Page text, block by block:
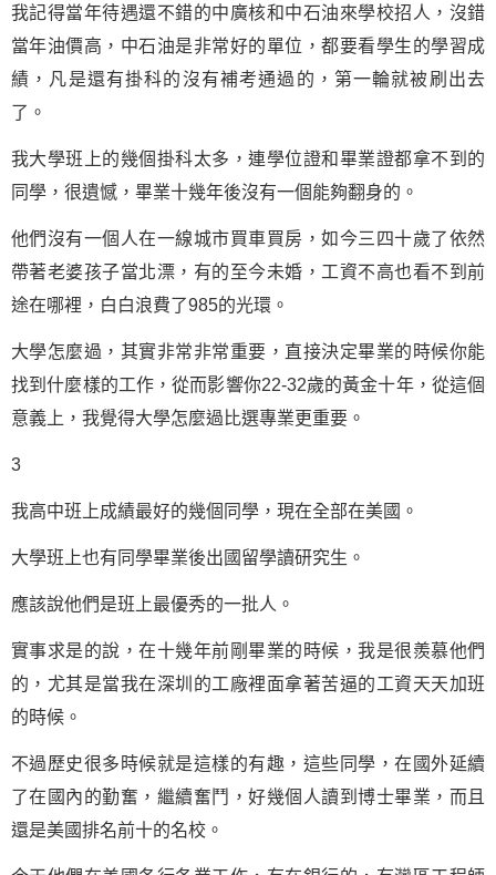
我記得當年待遇還不錯的中廣核和中石油來學校招人，沒錯
當年油價高，中石油是非常好的單位，都要看學生的學習成
績，凡是還有掛科的沒有補考通過的，第一輪就被刷出去
了。
我大學班上的幾個掛科太多，連學位證和畢業證都拿不到的
同學，很遺憾，畢業十幾年後沒有一個能夠翻身的。
他們沒有一個人在一線城市買車買房，如今三四十歲了依然
帶著老婆孩子當北漂，有的至今未婚，工資不高也看不到前
途在哪裡，白白浪費了985的光環。
大學怎麼過，其實非常非常重要，直接決定畢業的時候你能
找到什麼樣的工作，從而影響你22-32歲的黃金十年，從這個
意義上，我覺得大學怎麼過比選專業更重要。
3
我高中班上成績最好的幾個同學，現在全部在美國。
大學班上也有同學畢業後出國留學讀研究生。
應該說他們是班上最優秀的一批人。
實事求是的說，在十幾年前剛畢業的時候，我是很羨慕他們
的，尤其是當我在深圳的工廠裡面拿著苦逼的工資天天加班
的時候。
不過歷史很多時候就是這樣的有趣，這些同學，在國外延續
了在國內的勤奮，繼續奮鬥，好幾個人讀到博士畢業，而且
還是美國排名前十的名校。